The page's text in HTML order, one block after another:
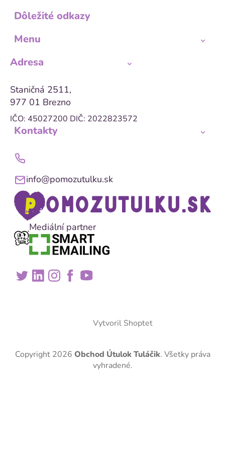
Dôležité odkazy
Menu
Adresa
Staničná 2511,
977 01 Brezno
IČO: 45027200 DIČ: 2022823572
Kontakty
info@pomozutulku.sk
Mediální partner
Vytvoril Shoptet
Copyright 2026 Obchod Útulok Tuláčik. Všetky práva
vyhradené.